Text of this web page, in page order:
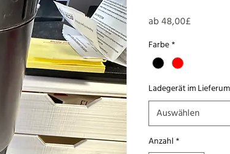
ab48,00£Sale-
Farbe*
Ladegerät im
Auswählen
Anzahl*